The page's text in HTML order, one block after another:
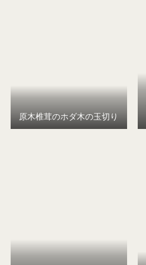
原木椎茸のホダ木の玉切り